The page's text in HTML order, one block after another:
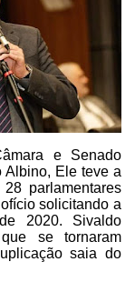
e Senado
Albino, Ele teve a
parlamentares
solicitando a
2020. Sivaldo
se tornaram
saia do